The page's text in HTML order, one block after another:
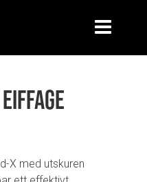
X med utskuren